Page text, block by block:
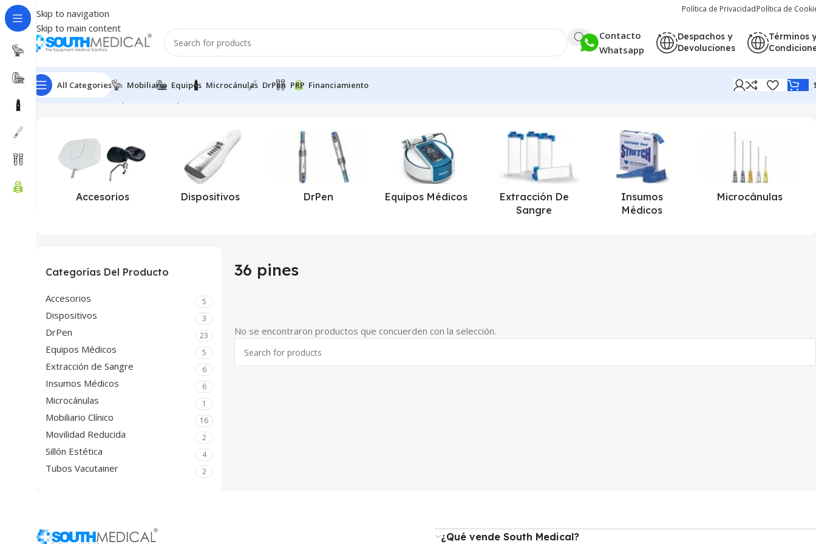
Skip to navigation
Skip to main content
Política de PrivacidadPolítica de
Contacto
Whatsapp
Despachos y
Devoluciones
Términos y
All Categories Mobiliario Equipos Microcánulas DrPen PRP Financiamiento
Inicio Productos etiquetados “36 pines”
Accesorios Dispositivos DrPen Equipos Médicos
Extracción De
Sangre
Insumos
Médicos
Microcánulas
Categorías Del Producto
Accesorios 5
Dispositivos 3
DrPen 23
Equipos Médicos 5
Extracción de Sangre 6
Insumos Médicos 6
Microcánulas 1
Mobiliario Clínico 16
Movilidad Reducida 2
Sillón Estética 4
Tubos Vacutainer 2
36 pines
No se encontraron productos que concuerden con la selección.
¿Qué vende South Medical?